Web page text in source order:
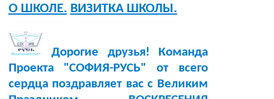
О ШКОЛЕ. ВИЗИТКА ШКОЛЫ.
Дорогие друзья! Команда
Проекта "СОФИЯ-РУСЬ" от всего
сердца поздравляет вас с Великим